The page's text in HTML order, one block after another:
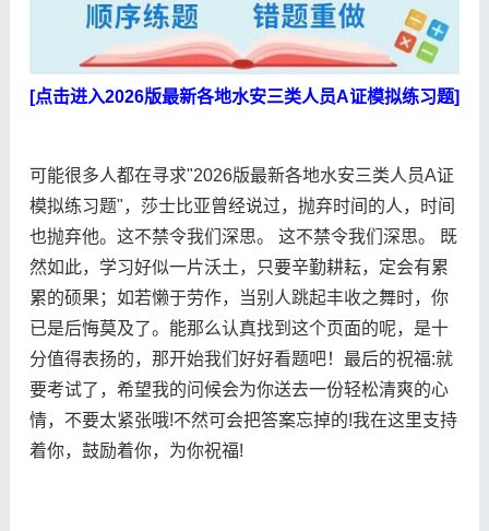
[点击进入2026版最新各地水安三类人员A证模拟练习题]
可能很多人都在寻求"2026版最新各地水安三类人员A证
模拟练习题"，莎士比亚曾经说过，抛弃时间的人，时间
也抛弃他。这不禁令我们深思。 这不禁令我们深思。 既
然如此，学习好似一片沃土，只要辛勤耕耘，定会有累
累的硕果；如若懒于劳作，当别人跳起丰收之舞时，你
已是后悔莫及了。能那么认真找到这个页面的呢，是十
分值得表扬的，那开始我们好好看题吧！最后的祝福:就
要考试了，希望我的问候会为你送去一份轻松清爽的心
情，不要太紧张哦!不然可会把答案忘掉的!我在这里支持
着你，鼓励着你，为你祝福!